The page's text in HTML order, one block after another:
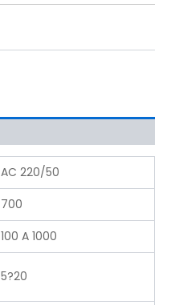
AC 220/50
700
100 A 1000
5?20